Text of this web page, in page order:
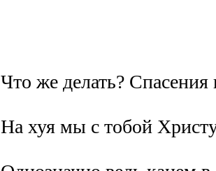
Что же делать? Спасения
На хуя мы с тобой